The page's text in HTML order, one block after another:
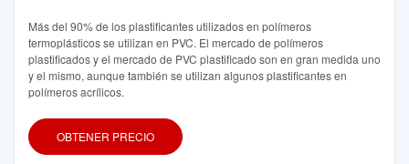
Más del 90% de los plastificantes utilizados en polímeros
termoplásticos se utilizan en PVC. El mercado de polímeros
plastificados y el mercado de PVC plastificado son en gran medida uno
y el mismo, aunque también se utilizan algunos plastificantes en
polímeros acrílicos.
OBTENER PRECIO